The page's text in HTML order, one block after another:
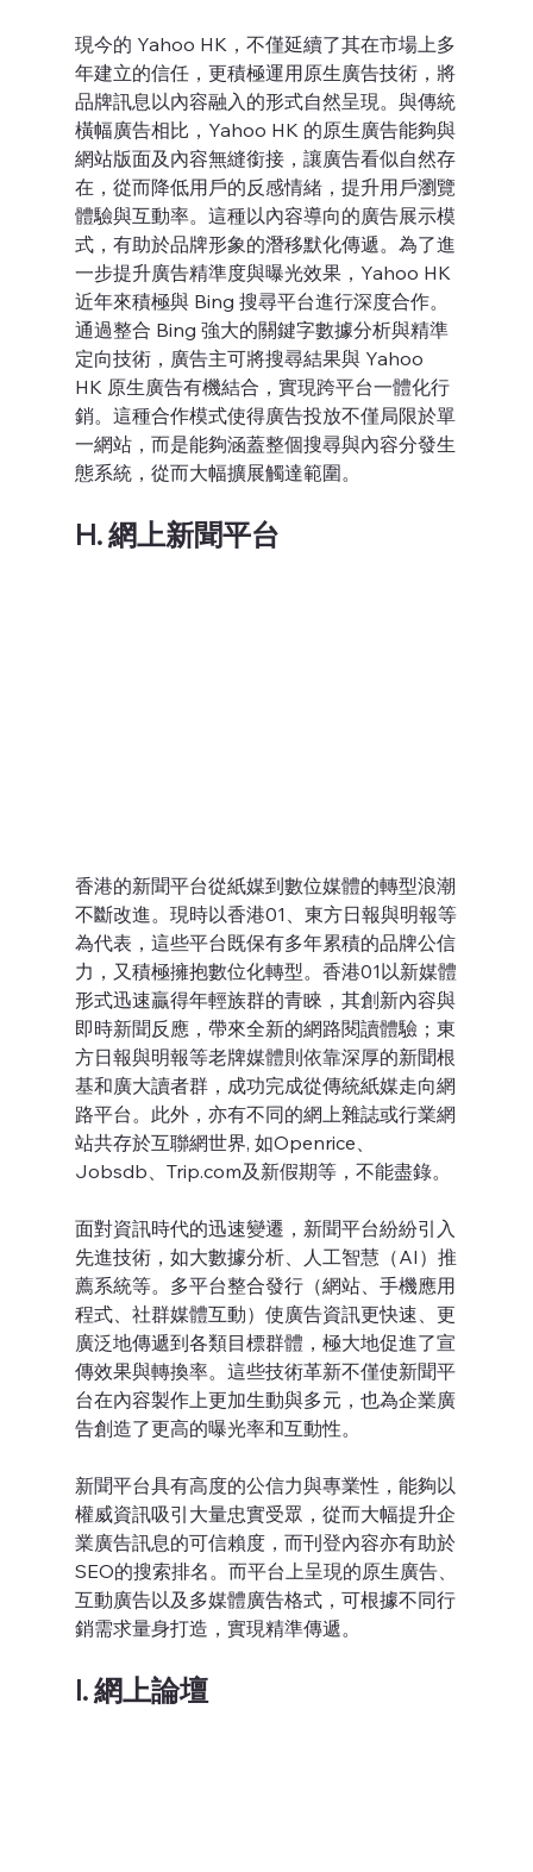
現今的 Yahoo HK，不僅延續了其在市場上多
年建立的信任，更積極運用原生廣告技術，將
品牌訊息以內容融入的形式自然呈現。與傳統
橫幅廣告相比，Yahoo HK 的原生廣告能夠與
網站版面及內容無縫銜接，讓廣告看似自然存
在，從而降低用戶的反感情緒，提升用戶瀏覽
體驗與互動率。這種以內容導向的廣告展示模
式，有助於品牌形象的潛移默化傳遞。為了進
一步提升廣告精準度與曝光效果，Yahoo HK
近年來積極與 Bing 搜尋平台進行深度合作。
通過整合 Bing 強大的關鍵字數據分析與精準
定向技術，廣告主可將搜尋結果與 Yahoo
HK 原生廣告有機結合，實現跨平台一體化行
銷。這種合作模式使得廣告投放不僅局限於單
一網站，而是能夠涵蓋整個搜尋與內容分發生
態系統，從而大幅擴展觸達範圍。
H. 網上新聞平台
香港的新聞平台從紙媒到數位媒體的轉型浪潮
不斷改進。現時以香港01、東方日報與明報等
為代表，這些平台既保有多年累積的品牌公信
力，又積極擁抱數位化轉型。香港01以新媒體
形式迅速贏得年輕族群的青睞，其創新內容與
即時新聞反應，帶來全新的網路閱讀體驗；東
方日報與明報等老牌媒體則依靠深厚的新聞根
基和廣大讀者群，成功完成從傳統紙媒走向網
路平台。此外，亦有不同的網上雜誌或行業網
站共存於互聯網世界, 如Openrice、
Jobsdb、Trip.com及新假期等，不能盡錄。
面對資訊時代的迅速變遷，新聞平台紛紛引入
先進技術，如大數據分析、人工智慧（AI）推
薦系統等。多平台整合發行（網站、手機應用
程式、社群媒體互動）使廣告資訊更快速、更
廣泛地傳遞到各類目標群體，極大地促進了宣
傳效果與轉換率。這些技術革新不僅使新聞平
台在內容製作上更加生動與多元，也為企業廣
告創造了更高的曝光率和互動性。
新聞平台具有高度的公信力與專業性，能夠以
權威資訊吸引大量忠實受眾，從而大幅提升企
業廣告訊息的可信賴度，而刊登內容亦有助於
SEO的搜索排名。而平台上呈現的原生廣告、
互動廣告以及多媒體廣告格式，可根據不同行
銷需求量身打造，實現精準傳遞。
I. 網上論壇